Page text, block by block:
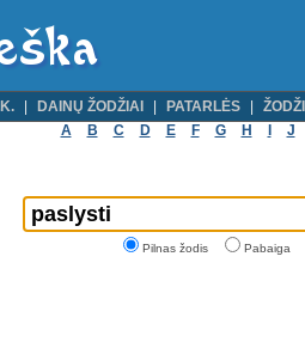
DAINŲ ŽODŽIAI PATARLĖS
A
B C D E F G H J
Pilnas žodis Pabaiga